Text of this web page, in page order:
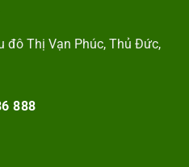
đô Thị Vạn Phúc, Thủ Đức,
888